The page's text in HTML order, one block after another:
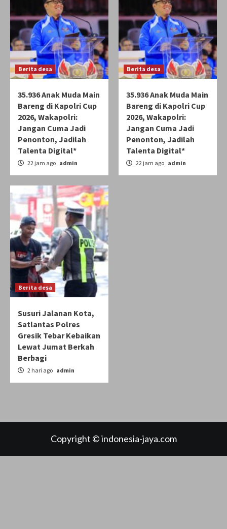
Berita desa
35.936 Anak Muda Main
Bareng di Kapolri Cup
2026, Wakapolri:
Jangan Cuma Jadi
Penonton, Jadilah
Talenta Digital*
22 jam ago admin
Berita desa
35.936 Anak Muda Main
Bareng di Kapolri Cup
2026, Wakapolri:
Jangan Cuma Jadi
Penonton, Jadilah
Talenta Digital*
22 jam ago admin
Berita desa
Susuri Jalanan Kota,
Satlantas Polres
Gresik Tebar Kebaikan
Lewat Jumat Berkah
Berbagi
2 hari ago admin
Copyright © indonesia-jaya.com